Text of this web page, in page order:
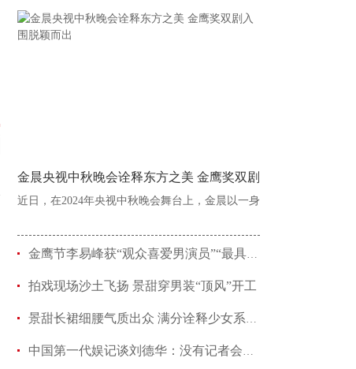
金晨央视中秋晚会诠释东方之美 金鹰奖双剧
近日，在2024年央视中秋晚会舞台上，金晨以一身
金鹰节李易峰获“观众喜爱男演员”“最具人气男演
拍戏现场沙土飞扬 景甜穿男装“顶风”开工
景甜长裙细腰气质出众 满分诠释少女系优雅
中国第一代娱记谈刘德华：没有记者会不喜欢他